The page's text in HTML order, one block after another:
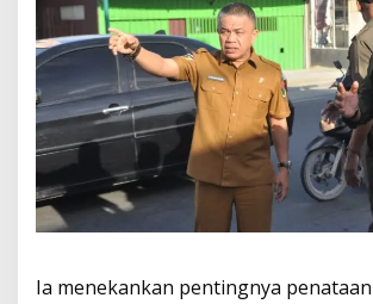
Ia menekankan pentingnya